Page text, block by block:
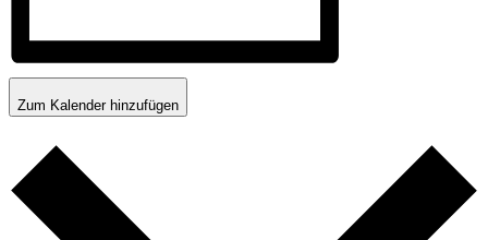
Zum Kalender hinzufügen